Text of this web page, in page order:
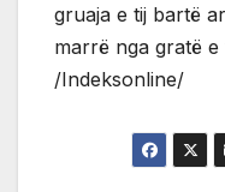
gruaja e tij bartë
marrë nga gratë e
/Indeksonline/